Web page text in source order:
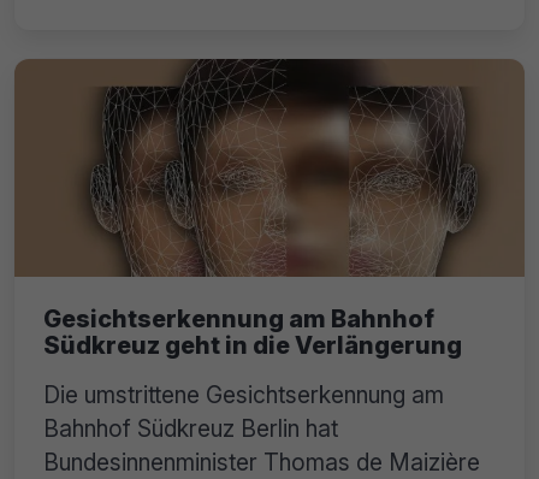
Gesichtserkennung am Bahnhof
Südkreuz geht in die Verlängerung
Die umstrittene Gesichtserkennung am
Bahnhof Südkreuz Berlin hat
Bundesinnenminister Thomas de Maizière